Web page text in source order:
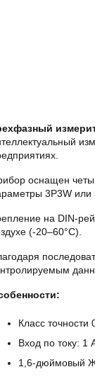
оснащен
3P3W или
на DIN-
(-20–60°C).
Класс точности
Вход по току: 1
1,6-дюймовый